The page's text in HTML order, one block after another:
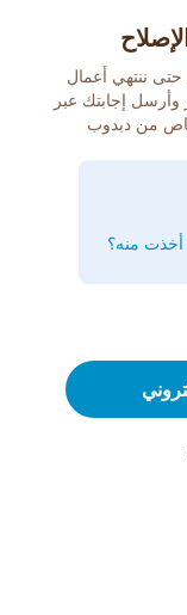
ننتهي أعمال
إجابتك عبر
أخذت منه؟